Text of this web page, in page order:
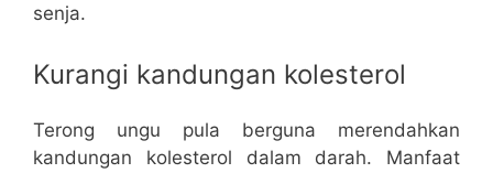
senja.
Kurangi kandungan kolesterol
Terong ungu pula berguna merendahkan
kandungan kolesterol dalam darah. Manfaat